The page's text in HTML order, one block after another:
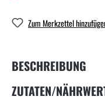
Zum Merkzettel
BESCHREIBUNG
ZUTATEN/